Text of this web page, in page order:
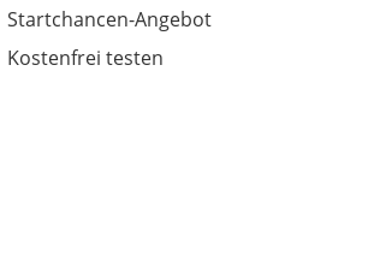
Startchancen-Angebot
Kostenfrei testen